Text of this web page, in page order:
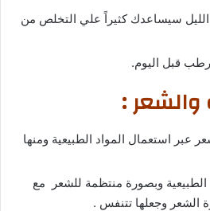
سيساعدك كثيراً علي التخلص من
قبل اليوم.
والشعر :
عبر استعمال المواد الطبيعية ومنها
وبصورة منتظمة للشعر مع
الشعر وجعلها تتنفس .